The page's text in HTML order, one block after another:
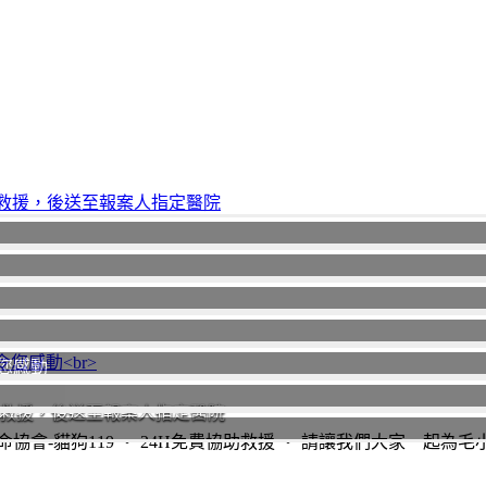
援，後送至報案人指定醫院
感動
協會-貓狗119 ‧ 24H免費協助救援 ‧ 請讓我們大家一起為毛